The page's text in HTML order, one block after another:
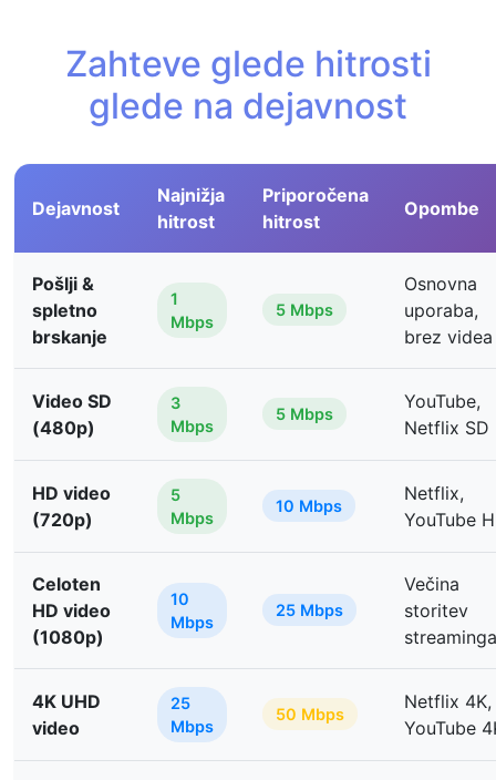
Zahteve glede hitrosti
glede na dejavnost
Dejavnost
Najnižja
hitrost
Priporočena
hitrost
Opombe
Pošlji &
spletno
brskanje
1
Mbps
5 Mbps
Osnovna
uporaba,
brez videa
Video SD
(480p)
3
Mbps
5 Mbps
YouTube,
Netflix SD
HD video
(720p)
5
Mbps
10 Mbps
Netflix,
YouTube
Celoten
HD video
(1080p)
10
Mbps
25 Mbps
Večina
storitev
streaminga
4K UHD
video
25
Mbps
50 Mbps
Netflix 4K,
YouTube